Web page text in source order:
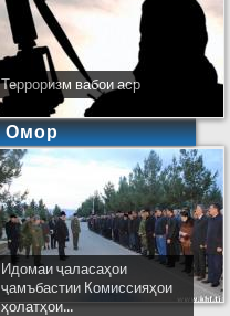
Терроризм вабои аср
Омор
Идомаи ҷаласаҳои
ҷамъбастии Комиссияҳои
ҳолатҳои...